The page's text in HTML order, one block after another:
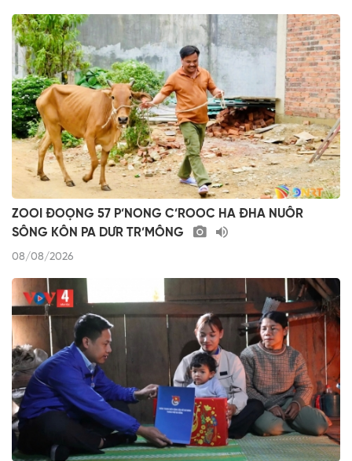
ZOOI ĐOỌNG 57 P’NONG C’ROOC HA ĐHA NUÔR
SÔNG KÔN PA DƯR TR’MÔNG
08/08/2026